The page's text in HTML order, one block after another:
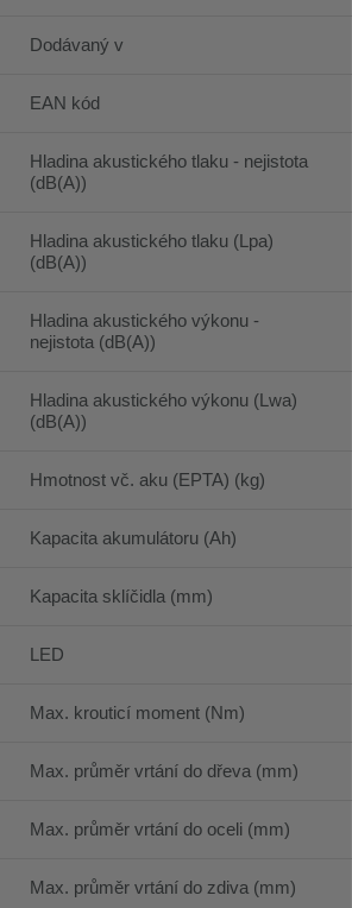
Dodávaný v
EAN kód
Hladina akustického tlaku - nejistota
(dB(A))
Hladina akustického tlaku (Lpa)
(dB(A))
Hladina akustického výkonu -
nejistota (dB(A))
Hladina akustického výkonu (Lwa)
(dB(A))
Hmotnost vč. aku (EPTA) (kg)
Kapacita akumulátoru (Ah)
Kapacita sklíčidla (mm)
LED
Max. krouticí moment (Nm)
Max. průměr vrtání do dřeva (mm)
Max. průměr vrtání do oceli (mm)
Max. průměr vrtání do zdiva (mm)